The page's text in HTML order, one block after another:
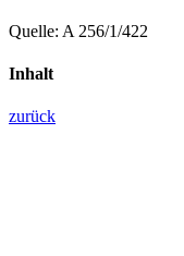
Quelle: A 256/1/422
Inhalt
zurück